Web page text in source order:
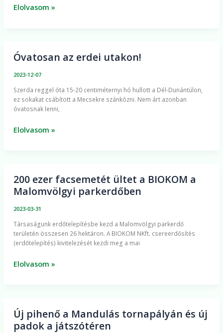
Elolvasom »
Óvatosan az erdei utakon!
2023-12-07
Szerda reggel óta 15-20 centiméternyi hó hullott a Dél-Dunántúlon,
ez sokakat csábított a Mecsekre szánkózni. Nem árt azonban
óvatosnak lenni,
Óvatosan
utakon!
Elolvasom »
200 ezer facsemetét ültet a BIOKOM a
Malomvölgyi parkerdőben
2023-03-31
Társaságunk erdőtelepítésbe kezd a Malomvölgyi parkerdő
területén összesen 26 hektáron. A BIOKOM NKft. csereerdősítés
(erdőtelepítés) kivitelezését kezdi meg a mai
200
ezer
a
BIOKOM
Malomvölgyi
Elolvasom »
Új pihenő a Mandulás tornapályán és új
padok a játszótéren
Új
pihenő